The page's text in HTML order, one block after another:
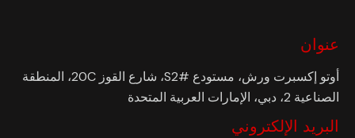
عنوان
الصناعية 2، دبي، الإمارات العربية المتحدة